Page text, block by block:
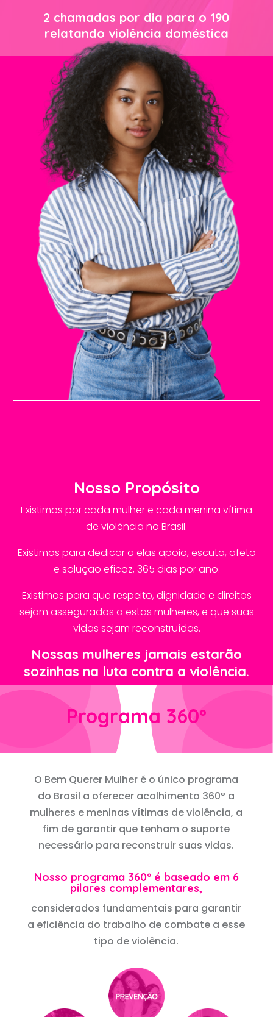
2 chamadas por dia para o 190
relatando violência doméstica
Nosso Propósito
Existimos por cada mulher e cada menina vítima
de violência no Brasil.
Existimos para dedicar a elas apoio, escuta, afeto
e solução eficaz, 365 dias por ano.
Existimos para que respeito, dignidade e direitos
sejam assegurados a estas mulheres, e que suas
vidas sejam reconstruídas.
Nossas mulheres jamais estarão
sozinhas na luta contra a violência.
Programa 360º
O Bem Querer Mulher é o único programa
do Brasil a oferecer acolhimento 360º a
mulheres e meninas vítimas de violência, a
fim de garantir que tenham o suporte
necessário para reconstruir suas vidas.
Nosso programa 360º é baseado em 6
pilares complementares,
considerados fundamentais para garantir
a eficiência do trabalho de combate a esse
tipo de violência.